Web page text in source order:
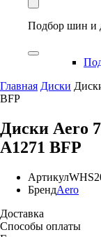
Подбор шин и
Главная Диски
BFP
Диски Aero
A1271 BFP
Артикул
БрендAero
Доставка
Способы оплаты